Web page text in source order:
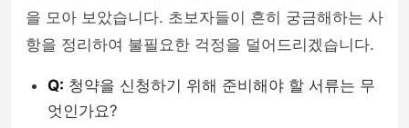
을 모아 보았습니다. 초보자들이 흔히 궁금해하는 사
항을 정리하여 불필요한 걱정을 덜어드리겠습니다.
Q: 청약을 신청하기 위해 준비해야 할 서류는 무
엇인가요?